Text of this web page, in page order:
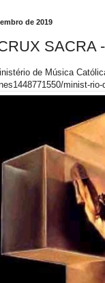
de 2019
SACRA
de Música
minist-